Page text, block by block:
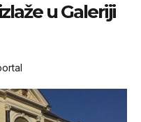
u Galeriji